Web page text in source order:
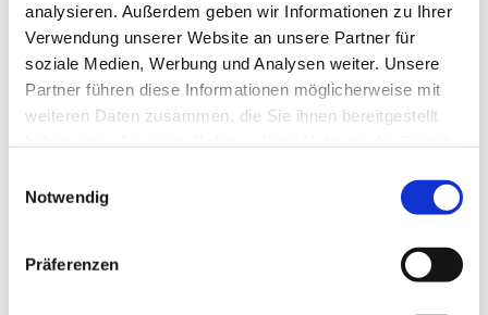
analysieren. Außerdem geben wir Informationen zu Ihrer
Verwendung unserer Website an unsere Partner für
soziale Medien, Werbung und Analysen weiter. Unsere
Partner führen diese Informationen möglicherweise mit
weiteren Daten zusammen, die Sie ihnen bereitgestellt
Notwendig
Präferenzen
Dezember 2024
November 2024
Oktober 2024
Juli 2024